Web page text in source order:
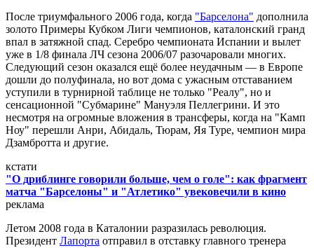
После триумфального 2006 года, когда "Барселона" дополнила
золото Примеры Кубком Лиги чемпионов, каталонский гранд
впал в затяжной спад. Серебро чемпионата Испании и вылет
уже в 1/8 финала ЛЧ сезона 2006/07 разочаровали многих.
Следующий сезон оказался ещё более неудачным — в Европе
дошли до полуфинала, но вот дома с ужасным отставанием
уступили в турнирной таблице не только "Реалу", но и
сенсационной "Субмарине" Мануэля Пеллегрини. И это
несмотря на огромные вложения в трансферы, когда на "Камп
Ноу" перешли Анри, Абидаль, Тюрам, Яя Туре, чемпион мира
Дзамбротта и другие.
кстати
"О дриблинге говорили больше, чем о голе": как фрагмент
матча "Барселоны" и "Атлетико" увековечили в кино
реклама
Летом 2008 года в Каталонии разразилась революция.
Президент Лапорта отправил в отставку главного тренера